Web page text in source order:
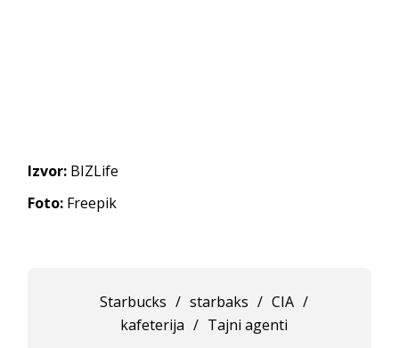
Izvor: BIZLife
Foto: Freepik
Starbucks / starbaks / CIA /
kafeterija / Tajni agenti